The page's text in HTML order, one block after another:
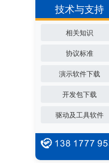
技术与支持
相关知识
协议标准
演示软件下载
开发包下载
驱动及工具软件